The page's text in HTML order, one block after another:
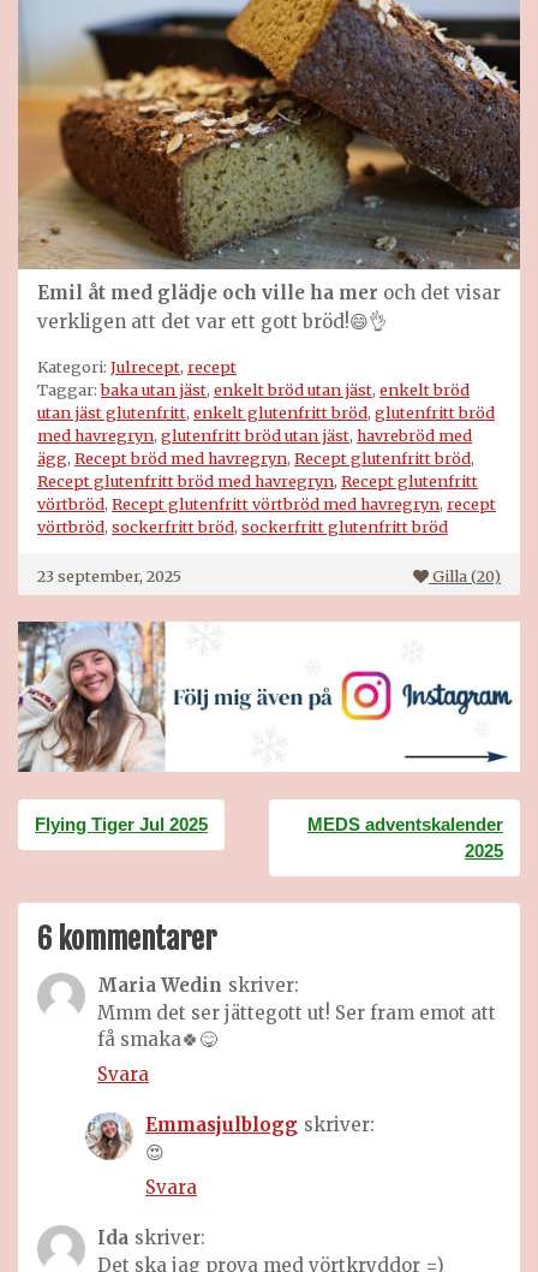
Emil åt med glädje och ville ha mer och det visar
verkligen att det var ett gott bröd!😄👌
Kategori: Julrecept, recept
Taggar:baka utan jäst, enkelt bröd utan jäst, enkelt bröd
utan jäst glutenfritt, enkelt glutenfritt bröd, glutenfritt bröd
med havregryn, glutenfritt bröd utan jäst, havrebröd med
ägg, Recept bröd med havregryn, Recept glutenfritt bröd,
Recept glutenfritt bröd med havregryn, Recept glutenfritt
vörtbröd, Recept glutenfritt vörtbröd med havregryn, recept
vörtbröd, sockerfritt bröd, sockerfritt glutenfritt bröd
23 september, 2025 Gilla (20)
Inläggsnavigering
Flying Tiger Jul 2025
MEDS adventskalender
2025
6 kommentarer
Maria Wedin skriver:
Mmm det ser jättegott ut! Ser fram emot att
få smaka🍀😋
Svara
Emmasjulblogg skriver:
😍
Svara
Ida skriver:
Det ska jag prova med vörtkryddor =)